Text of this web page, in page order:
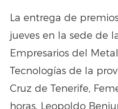
La entrega de
jueves en la sede de
Empresarios del
Tecnologías de la
Cruz de Tenerife,
horas. Leopoldo